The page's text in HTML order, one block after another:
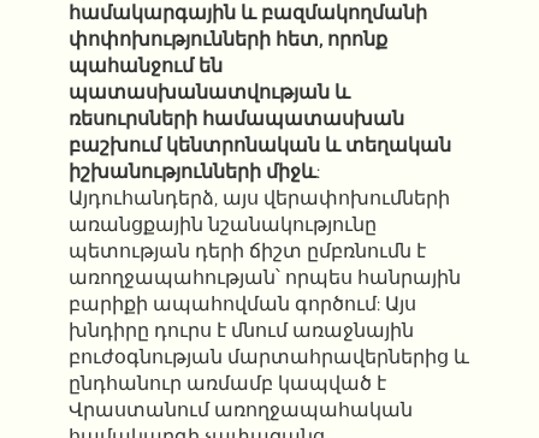
համակարգային և բազմակողմանի
փոփոխությունների հետ, որոնք
պահանջում են
պատասխանատվության և
ռեսուրսների համապատասխան
բաշխում կենտրոնական և տեղական
իշխանությունների միջև:
Այդուհանդերձ, այս վերափոխումների
առանցքային նշանակությունը
պետության դերի ճիշտ ըմբռնումն է
առողջապահության՝ որպես հանրային
բարիքի ապահովման գործում: Այս
խնդիրը դուրս է մնում առաջնային
բուժօգնության մարտահրավերներից և
ընդհանուր առմամբ կապված է
Վրաստանում առողջապահական